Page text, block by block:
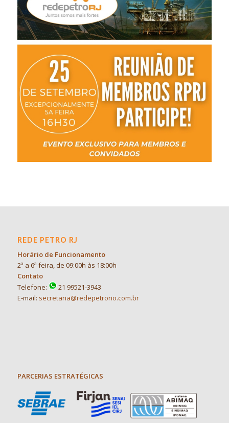
REDE PETRO RJ
Horário de Funcionamento
2ª a 6ª feira, de 09:00h às 18:00h
Contato
Telefone:
21 99521-3943
E-mail: secretaria@redepetrorio.com.br
PARCERIAS ESTRATÉGICAS